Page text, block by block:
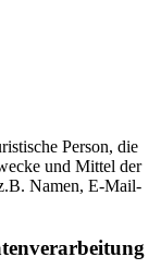
Person, die
und Mittel der
Namen, E-Mail-